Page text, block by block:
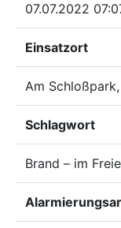
07.07.2022
Einsatzort
Am
Schlagwort
Brand – im